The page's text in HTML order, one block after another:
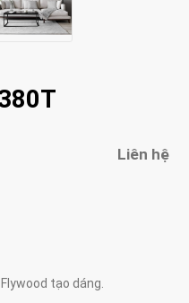
Liên hệ
tạo dáng.